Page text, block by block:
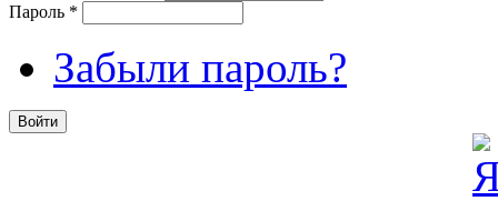
Пароль *
Забыли пароль?